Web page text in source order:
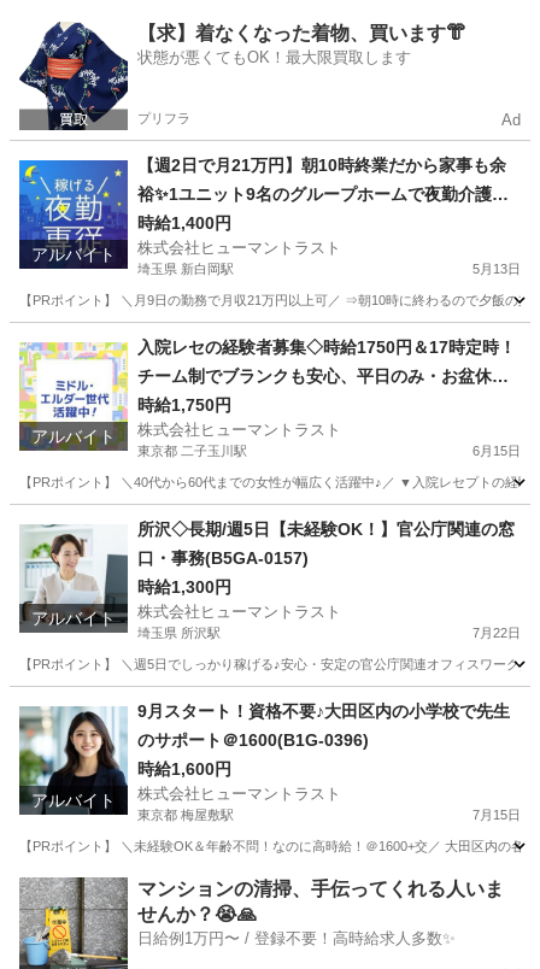
東京 世田谷区 二子玉川駅 介護福祉士 時給
【求】着なくなった着物、買います👘
状態が悪くてもOK！最大限買取します
プリフラ Ad
アルバイト
【週2日で月21万円】朝10時終業だから家事も余
裕✨1ユニット9名のグループホームで夜勤介護ス
タッフ(ES1W-3609)
時給1,400円
株式会社ヒューマントラスト
埼玉県 新白岡駅 5月13日
【PRポイント】 ＼月9日の勤務で月収21万円以上可／ ⇒朝10時に終わるので夕飯の
新白岡駅 介護 スタッフ
アルバイト
入院レセの経験者募集◇時給1750円＆17時定時！
チーム制でブランクも安心、平日のみ・お盆休み
も相談可(ES1W-3638_1)
時給1,750円
株式会社ヒューマントラスト
東京都 二子玉川駅 6月15日
【PRポイント】 ＼40代から60代までの女性が幅広く活躍中♪／ ▼入院レセプトの
二子玉川駅 医療事務 ヒューマントラスト
アルバイト
所沢◇長期/週5日【未経験OK！】官公庁関連の窓
口・事務(B5GA-0157)
時給1,300円
株式会社ヒューマントラスト
埼玉県 所沢駅 7月22日
【PRポイント】 ＼週5日でしっかり稼げる♪安心・安定の官公庁関連オフィスワー
所沢駅 一般事務 ヒューマントラスト
アルバイト
9月スタート！資格不要♪大田区内の小学校で先生
のサポート＠1600(B1G-0396)
時給1,600円
株式会社ヒューマントラスト
東京都 梅屋敷駅 7月15日
【PRポイント】 ＼未経験OK＆年齢不問！なのに高時給！＠1600+交／ 大田区内の
東京 大田区 梅屋敷駅 その他 ヒューマントラスト
マンションの清掃、手伝ってくれる人いま
せんか？😭🙏
日給例1万円〜 / 登録不要！高時給求人多数✨